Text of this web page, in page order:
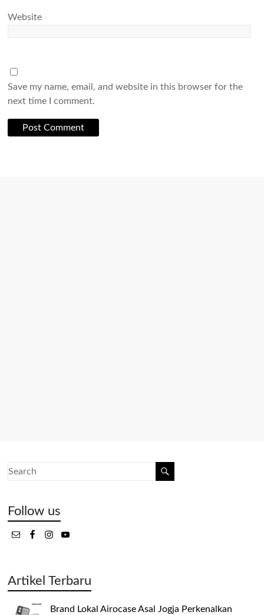
Website
Save my name, email, and website in this browser for the
next time I comment.
Follow us
Artikel Terbaru
Brand Lokal Airocase Asal Jogja Perkenalkan